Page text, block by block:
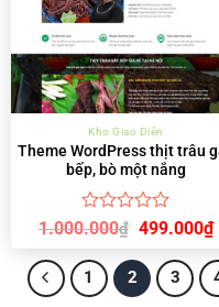
Kho Giao Diện
Theme WordPress thịt trâu
bếp, bò một nắng
Được
hạng
0
5
1.000.000₫ Giá
là:
499.000₫
1 2 3